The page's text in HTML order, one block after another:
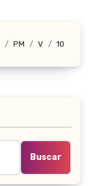
PM V 10
Buscar